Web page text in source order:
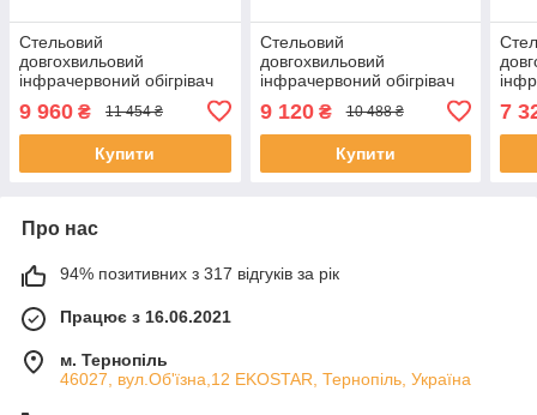
Стельовий
довгохвильовий
інфрачервоний обігрівач
АРМСТРОНГ EKOSTAR
А2000
9 960 ₴ 11 454 ₴
Купити
Стельовий
довгохвильовий
інфрачервоний обігрівач
АРМСТРОНГ EKOSTAR
А1600
9 120₴ 10 488 ₴
Купити
7
Про нас
94% позитивних з 317 відгуків за рік
Працює з 16.06.2021
м. Тернопіль
46027, вул.Об'їзна,12 EKOSTAR, Тернопіль, Україна